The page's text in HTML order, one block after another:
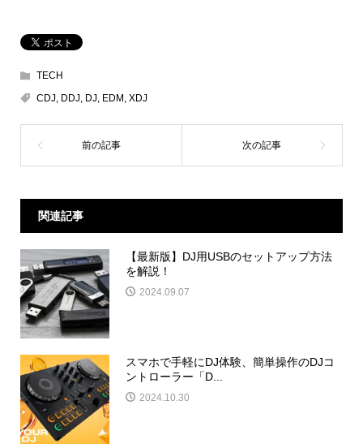
TECH
CDJ, DDJ, DJ, EDM XDJ
関連記事
【最新版】DJ用USBのセットアップ方法
を解説！
2024.09.07
スマホで手軽にDJ体験、簡単操作のDJコ
ントローラー「D...
2024.10.30